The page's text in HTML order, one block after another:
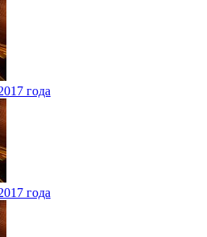
года
года